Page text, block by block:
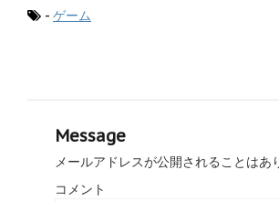
- ゲーム
Message
メールアドレスが公開されることはあ
コメント